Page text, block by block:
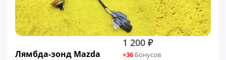
Лямбда-зонд Mazda
1 200 ₽
+36 Бонусов